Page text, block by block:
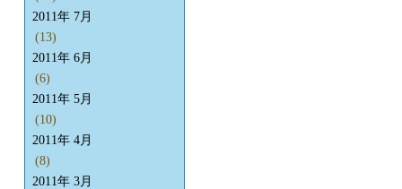
2011年 7月
(13)
2011年 6月
(6)
2011年 5月
(10)
2011年 4月
(8)
2011年 3月